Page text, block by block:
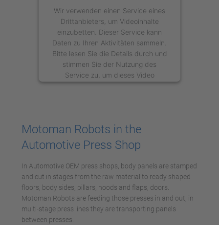
Wir verwenden einen Service eines
Drittanbieters, um Videoinhalte
einzubetten. Dieser Service kann
Daten zu Ihren Aktivitäten sammeln.
Bitte lesen Sie die Details durch und
stimmen Sie der Nutzung des
Service zu, um dieses Video
anzusehen.
Management Platform
Motoman Robots in the
Automotive Press Shop
In Automotive OEM press shops, body panels are stamped
and cut in stages from the raw material to ready shaped
floors, body sides, pillars, hoods and flaps, doors.
Motoman Robots are feeding those presses in and out, in
multi-stage press lines they are transporting panels
between presses.